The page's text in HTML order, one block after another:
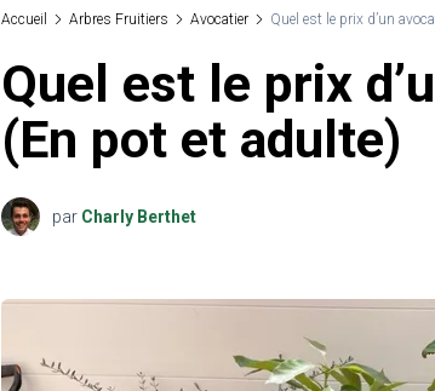
Accueil Arbres Fruitiers Avocatier Quel est le prix d’un
Quel est le prix
(En pot et adulte)
par Charly Berthet